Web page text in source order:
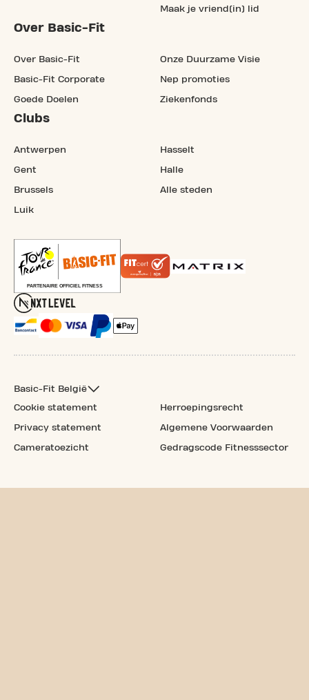
Maak je vriend(in) lid
Over Basic-Fit
Over Basic-Fit
Basic-Fit Corporate
Goede Doelen
Onze Duurzame Visie
Nep promoties
Ziekenfonds
Clubs
Antwerpen
Gent
Brussels
Luik
Hasselt
Halle
Alle steden
Basic-Fit België
Cookie statement
Privacy statement
Cameratoezicht
Herroepingsrecht
Algemene Voorwaarden
Gedragscode Fitnesssector